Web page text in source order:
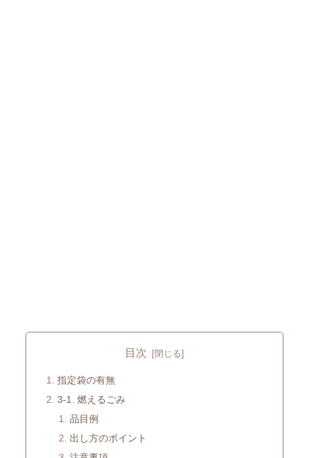
目次
指定袋の有無
3-1. 燃えるごみ
品目例
出し方のポイント